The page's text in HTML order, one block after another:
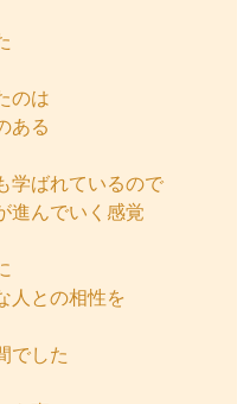
のは
ある
学ばれているので
進んでいく感覚
人との相性を
でした